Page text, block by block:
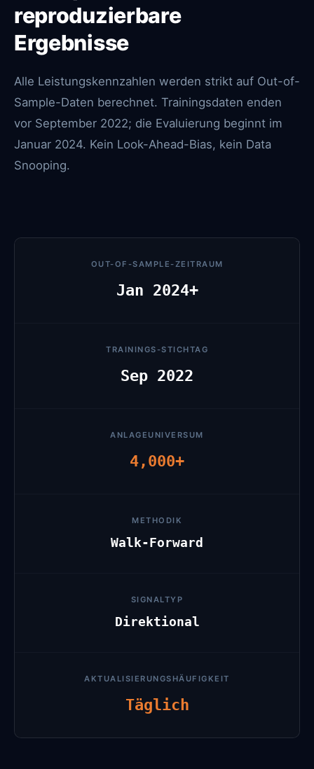
reproduzierbare
Ergebnisse
Alle Leistungskennzahlen werden strikt auf Out-of-
Sample-Daten berechnet. Trainingsdaten enden
vor September 2022; die Evaluierung beginnt im
Januar 2024. Kein Look-Ahead-Bias, kein Data
Snooping.
OUT-OF-SAMPLE-ZEITRAUM
Jan 2024+
TRAININGS-STICHTAG
Sep 2022
ANLAGEUNIVERSUM
4,000+
METHODIK
Walk-Forward
SIGNALTYP
Direktional
AKTUALISIERUNGSHÄUFIGKEIT
Täglich